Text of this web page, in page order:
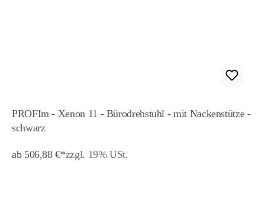
PROFIm - Xenon 11 - Bürodrehstuhl - mit Nackenstütze -
schwarz
ab 506,88 €*zzgl. 19% USt.